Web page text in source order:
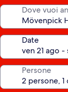
Dove vuoi
Date
Persone